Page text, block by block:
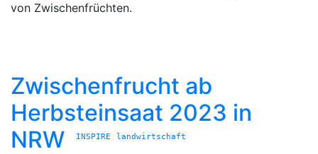
von Zwischenfrüchten.
Zwischenfrucht ab
Herbsteinsaat 2023 in
NRW
INSPIRE landwirtschaft